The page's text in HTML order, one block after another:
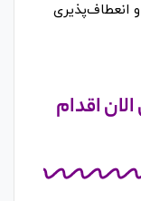
و انعطاف‌پذیری
اقدام